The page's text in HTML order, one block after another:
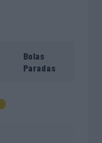
Bolas
Paradas